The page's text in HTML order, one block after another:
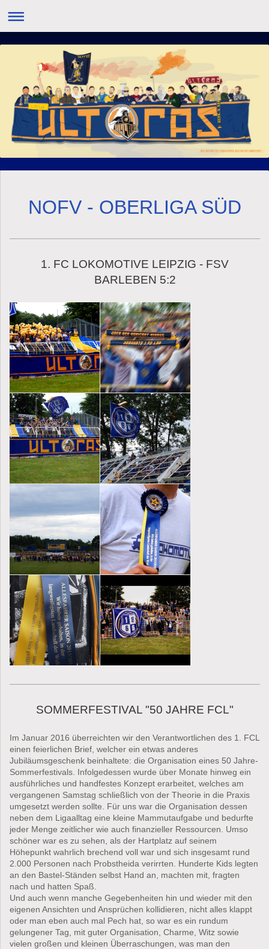
NOFV - OBERLIGA SÜD
1. FC LOKOMOTIVE LEIPZIG - FSV
BARLEBEN 5:2
SOMMERFESTIVAL "50 JAHRE FCL"
Im Januar 2016 überreichten wir den Verantwortlichen des 1. FCL
einen feierlichen Brief, welcher ein etwas anderes
Jubiläumsgeschenk beinhaltete: die Organisation eines 50 Jahre-
Sommerfestivals. Infolgedessen wurde über Monate hinweg ein
ausführliches und handfestes Konzept erarbeitet, welches am
vergangenen Samstag schließlich von der Theorie in die Praxis
umgesetzt werden sollte. Für uns war die Organisation dessen
neben dem Ligaalltag eine kleine Mammutaufgabe und bedurfte
jeder Menge zeitlicher wie auch finanzieller Ressourcen. Umso
schöner war es zu sehen, als der Hartplatz auf seinem
Höhepunkt wahrlich brechend voll war und sich insgesamt rund
2.000 Personen nach Probstheida verirrten. Hunderte Kids legten
an den Bastel-Ständen selbst Hand an, machten mit, fragten
nach und hatten Spaß.
Und auch wenn manche Gegebenheiten hin und wieder mit den
eigenen Ansichten und Ansprüchen kollidieren, nicht alles klappt
oder man eben auch mal Pech hat, so war es ein rundum
gelungener Tag, mit guter Organisation, Charme, Witz sowie
vielen großen und kleinen Überraschungen, was man den